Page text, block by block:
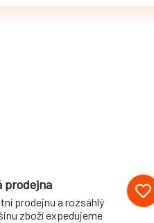
prodejna
prodejnu a rozsáhlý
zboží expedujeme